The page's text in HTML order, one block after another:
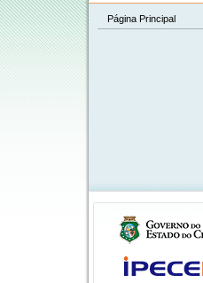
Página Principal